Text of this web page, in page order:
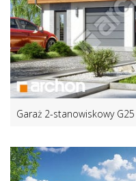
Garaż 2-stanowiskowy G25